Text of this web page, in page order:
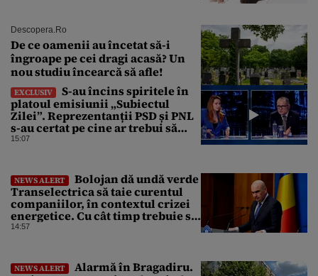
Descopera.ro
De ce oamenii au încetat să-i
îngroape pe cei dragi acasă? Un
nou studiu încearcă să afle!
EXCLUSIV
S-au încins spiritele în
platoul emisiunii „Subiectul
Zilei”. Reprezentanții PSD și PNL
s-au certat pe cine ar trebui să
renegocieze jaloanele PNRR
15:07
NEWS ALERT
Bolojan dă undă verde
Transelectrica să taie curentul
companiilor, în contextul crizei
energetice. Cu cât timp trebuie să
le anunțe înainte
14:57
NEWS ALERT
Alarmă în Bragadiru.